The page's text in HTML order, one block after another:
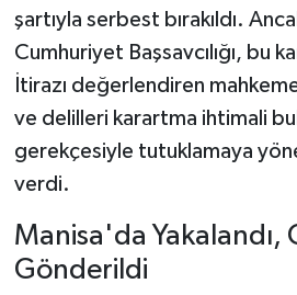
şartıyla serbest bırakıldı.
Cumhuriyet Başsavcılığı, bu
İtirazı değerlendiren
ve delilleri karartma ihtimali
gerekçesiyle tutuklamaya
verdi.
Manisa'da Yakalandı,
Gönderildi